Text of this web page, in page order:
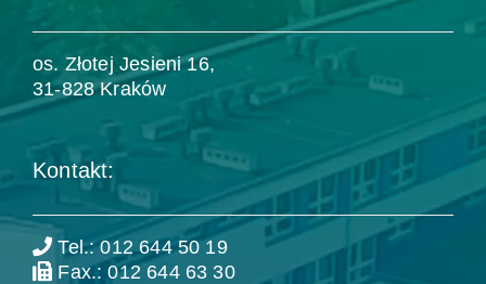
os. Złotej Jesieni 16,
31-828 Kraków
Kontakt:
Tel.: 012 644 50 19
Fax.: 012 644 63 30